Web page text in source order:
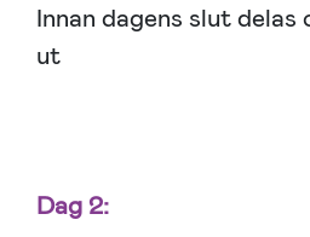
Innan dagens slut
ut
Dag 2: